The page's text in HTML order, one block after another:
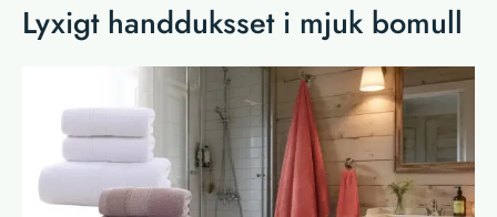
Lyxigt handduksset i mjuk bomull